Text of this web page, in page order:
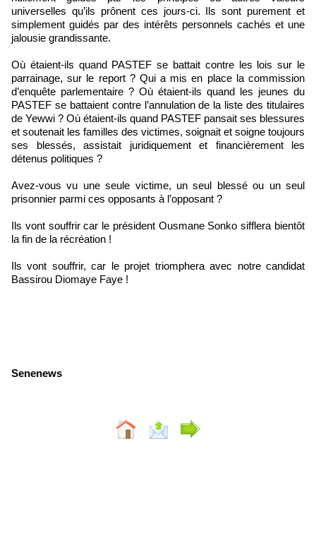
universelles qu’ils prônent ces jours-ci. Ils sont purement et
simplement guidés par des intérêts personnels cachés et une
jalousie grandissante.
Où étaient-ils quand PASTEF se battait contre les lois sur le
parrainage, sur le report ? Qui a mis en place la commission
d’enquête parlementaire ? Où étaient-ils quand les jeunes du
PASTEF se battaient contre l’annulation de la liste des titulaires
de Yewwi ? Où étaient-ils quand PASTEF pansait ses blessures
et soutenait les familles des victimes, soignait et soigne toujours
ses blessés, assistait juridiquement et financièrement les
détenus politiques ?
Avez-vous vu une seule victime, un seul blessé ou un seul
prisonnier parmi ces opposants à l’opposant ?
Ils vont souffrir car le président Ousmane Sonko sifflera bientôt
la fin de la récréation !
Ils vont souffrir, car le projet triomphera avec notre candidat
Bassirou Diomaye Faye !
Senenews